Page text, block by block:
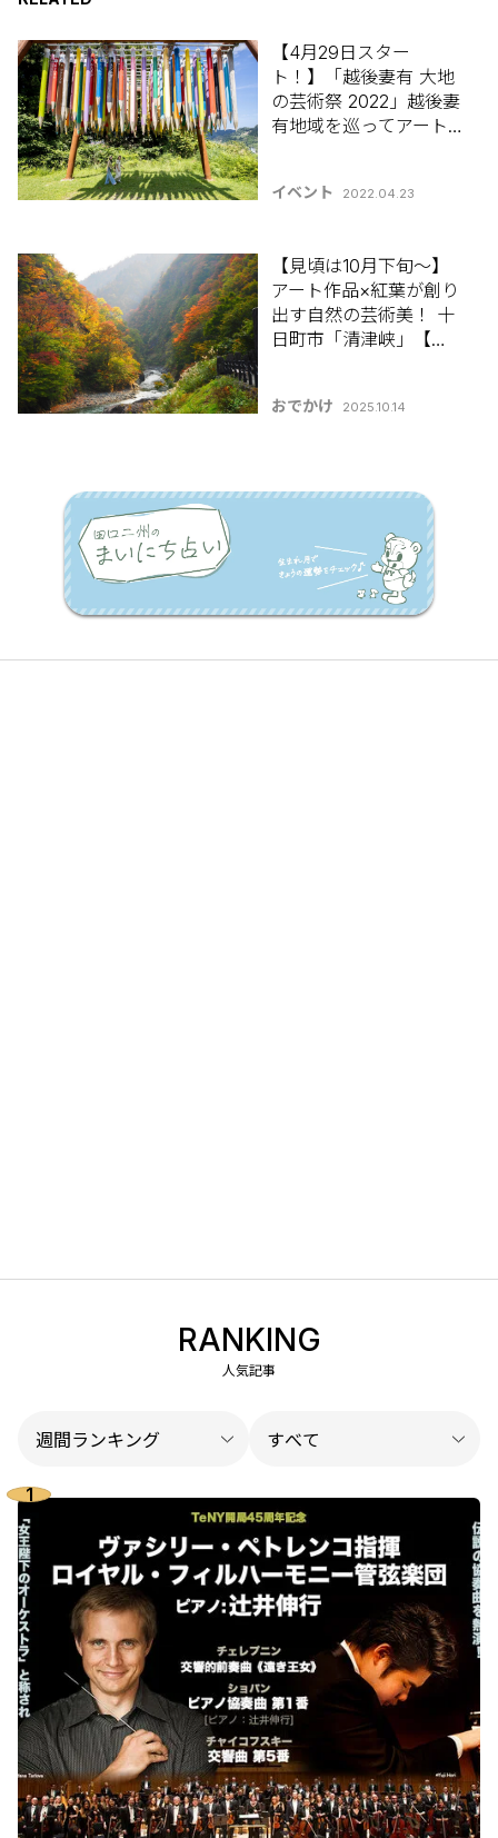
【4月29日スター
ト！】「越後妻有 大地
の芸術祭 2022」越後妻
有地域を巡ってアート
イベント 2022.04.23
【見頃は10月下旬～】
アート作品×紅葉が創り
出す自然の芸術美！ 十
日町市「清津峡」【新
おでかけ 2025.10.14
RANKING
人気記事